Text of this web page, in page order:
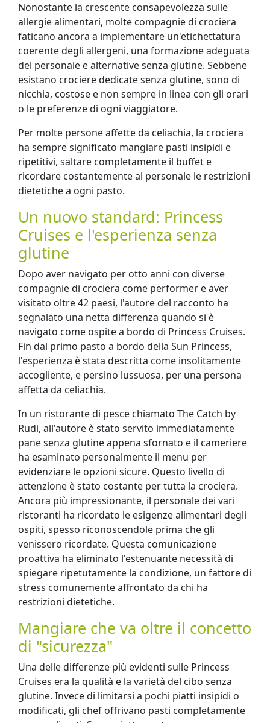
Nonostante la crescente consapevolezza sulle
allergie alimentari, molte compagnie di crociera
faticano ancora a implementare un'etichettatura
coerente degli allergeni, una formazione adeguata
del personale e alternative senza glutine. Sebbene
esistano crociere dedicate senza glutine, sono di
nicchia, costose e non sempre in linea con gli orari
o le preferenze di ogni viaggiatore.
Per molte persone affette da celiachia, la crociera
ha sempre significato mangiare pasti insipidi e
ripetitivi, saltare completamente il buffet e
ricordare costantemente al personale le restrizioni
dietetiche a ogni pasto.
Un nuovo standard: Princess
Cruises e l'esperienza senza
glutine
Dopo aver navigato per otto anni con diverse
compagnie di crociera come performer e aver
visitato oltre 42 paesi, l'autore del racconto ha
segnalato una netta differenza quando si è
navigato come ospite a bordo di Princess Cruises.
Fin dal primo pasto a bordo della Sun Princess,
l'esperienza è stata descritta come insolitamente
accogliente, e persino lussuosa, per una persona
affetta da celiachia.
In un ristorante di pesce chiamato The Catch by
Rudi, all'autore è stato servito immediatamente
pane senza glutine appena sfornato e il cameriere
ha esaminato personalmente il menu per
evidenziare le opzioni sicure. Questo livello di
attenzione è stato costante per tutta la crociera.
Ancora più impressionante, il personale dei vari
ristoranti ha ricordato le esigenze alimentari degli
ospiti, spesso riconoscendole prima che gli
venissero ricordate. Questa comunicazione
proattiva ha eliminato l'estenuante necessità di
spiegare ripetutamente la condizione, un fattore di
stress comunemente affrontato da chi ha
restrizioni dietetiche.
Mangiare che va oltre il concetto
di "sicurezza"
Una delle differenze più evidenti sulle Princess
Cruises era la qualità e la varietà del cibo senza
glutine. Invece di limitarsi a pochi piatti insipidi o
modificati, gli chef offrivano pasti completamente